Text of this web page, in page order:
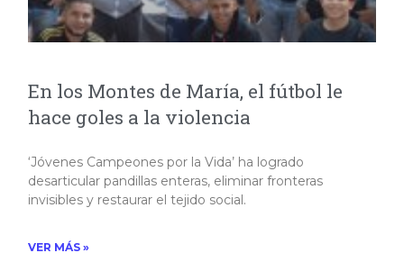
En los Montes de María, el fútbol le
hace goles a la violencia
‘Jóvenes Campeones por la Vida’ ha logrado
desarticular pandillas enteras, eliminar fronteras
invisibles y restaurar el tejido social.
VER MÁS »